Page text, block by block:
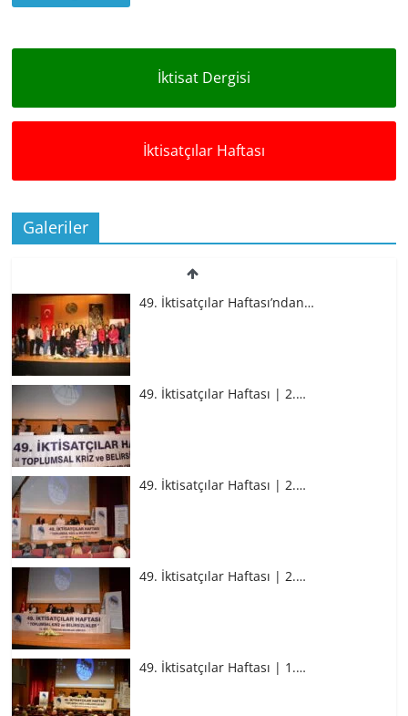
İktisat Dergisi
İktisatçılar Haftası
Galeriler
49. İktisatçılar Haftası’ndan…
49. İktisatçılar Haftası | 2.…
49. İktisatçılar Haftası | 2.…
49. İktisatçılar Haftası | 2.…
49. İktisatçılar Haftası | 1.…